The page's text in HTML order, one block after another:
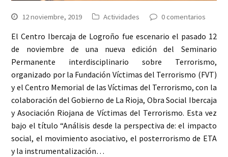
12 noviembre, 2019 Actividades 0 comentarios
El Centro Ibercaja de Logroño fue escenario el pasado 12
de noviembre de una nueva edición del Seminario
Permanente interdisciplinario sobre Terrorismo,
organizado por la Fundación Víctimas del Terrorismo (FVT)
y el Centro Memorial de las Víctimas del Terrorismo, con la
colaboración del Gobierno de La Rioja, Obra Social Ibercaja
y Asociación Riojana de Víctimas del Terrorismo. Esta vez
bajo el título “Análisis desde la perspectiva de: el impacto
social, el movimiento asociativo, el posterrorismo de ETA
y la instrumentalización…